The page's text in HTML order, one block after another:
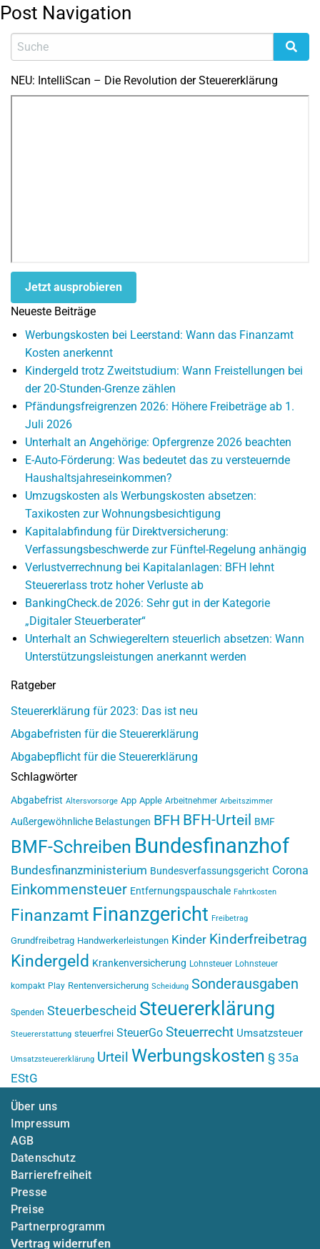
Post Navigation
NEU: IntelliScan – Die Revolution der Steuererklärung
Jetzt ausprobieren
Neueste Beiträge
Werbungskosten bei Leerstand: Wann das Finanzamt
Kosten anerkennt
Kindergeld trotz Zweitstudium: Wann Freistellungen bei
der 20-Stunden-Grenze zählen
Pfändungsfreigrenzen 2026: Höhere Freibeträge ab 1.
Juli 2026
Unterhalt an Angehörige: Opfergrenze 2026 beachten
E-Auto-Förderung: Was bedeutet das zu versteuernde
Haushaltsjahreseinkommen?
Umzugskosten als Werbungskosten absetzen:
Taxikosten zur Wohnungsbesichtigung
Kapitalabfindung für Direktversicherung:
Verfassungsbeschwerde zur Fünftel-Regelung anhängig
Verlustverrechnung bei Kapitalanlagen: BFH lehnt
Steuererlass trotz hoher Verluste ab
BankingCheck.de 2026: Sehr gut in der Kategorie
„Digitaler Steuerberater“
Unterhalt an Schwiegereltern steuerlich absetzen: Wann
Unterstützungsleistungen anerkannt werden
Ratgeber
Steuererklärung für 2023: Das ist neu
Abgabefristen für die Steuererklärung
Abgabepflicht für die Steuererklärung
Schlagwörter
Abgabefrist Altersvorsorge App Apple Arbeitnehmer Arbeitszimmer
Außergewöhnliche Belastungen BFH BFH-Urteil BMF
BMF-Schreiben Bundesfinanzhof
Bundesfinanzministerium Bundesverfassungsgericht Corona
Einkommensteuer Entfernungspauschale Fahrtkosten
Finanzamt Finanzgericht Freibetrag
Grundfreibetrag Handwerkerleistungen Kinder Kinderfreibetrag
Kindergeld Krankenversicherung Lohnsteuer Lohnsteuer
kompakt Play Rentenversicherung Scheidung Sonderausgaben
Spenden Steuerbescheid Steuererklärung
Steuererstattung steuerfrei SteuerGo Steuerrecht Umsatzsteuer
Umsatzsteuererklärung Urteil Werbungskosten § 35a
EStG
Über uns
Impressum
AGB
Datenschutz
Barrierefreiheit
Presse
Preise
Partnerprogramm
Vertrag widerrufen